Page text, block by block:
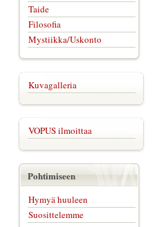
Taide
Filosofia
Mystiikka/Uskonto
Kuvagalleria
VOPUS ilmoittaa
Pohtimiseen
Hymyä huuleen
Suosittelemme